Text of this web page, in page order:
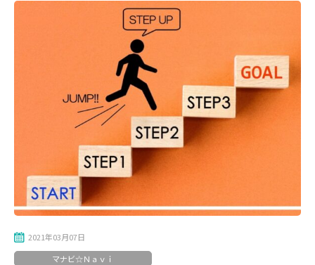
2021年03月07日
マナビ☆Ｎａｖｉ